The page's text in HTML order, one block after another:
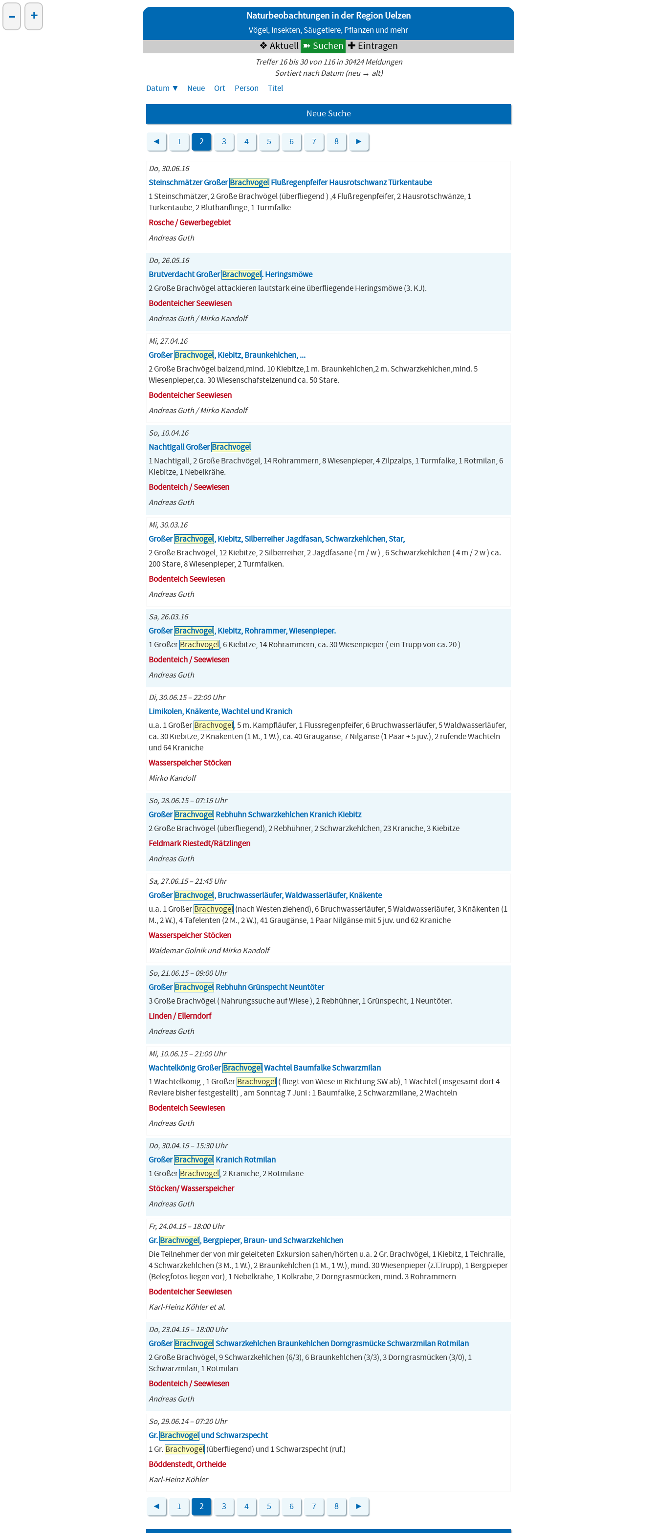
Naturbeobachtungen in der Region Uelzen
Vögel, Insekten, Säugetiere, Pflanzen und mehr
❖ Aktuell ➽ Suchen ✚ Eintragen
Treffer 16 bis 30 von 116 in 30424 Meldungen
Sortiert nach Datum (neu → alt)
Datum
Neue Ort Person Titel
Neue Suche
◄ 1 2 3 4 5 6 7 8 ►
Do, 30.06.16
Steinschmätzer Großer Brachvogel Flußregenpfeifer Hausrotschwanz Türkentaube
1 Steinschmätzer, 2 Große Brachvögel (überfliegend ) ,4 Flußregenpfeifer, 2 Hausrotschwänze, 1
Türkentaube, 2 Bluthänflinge, 1 Turmfalke
Rosche / Gewerbegebiet
Andreas Guth
Do, 26.05.16
Brutverdacht Großer Brachvogel. Heringsmöwe
2 Große Brachvögel attackieren lautstark eine überfliegende Heringsmöwe (3. KJ).
Bodenteicher Seewiesen
Andreas Guth / Mirko Kandolf
Mi, 27.04.16
Großer Brachvogel, Kiebitz, Braunkehlchen, ...
2 Große Brachvögel balzend,mind. 10 Kiebitze,1 m. Braunkehlchen,2 m. Schwarzkehlchen,mind. 5
Wiesenpieper,ca. 30 Wiesenschafstelzenund ca. 50 Stare.
Bodenteicher Seewiesen
Andreas Guth / Mirko Kandolf
So, 10.04.16
Nachtigall Großer Brachvogel
1 Nachtigall, 2 Große Brachvögel, 14 Rohrammern, 8 Wiesenpieper, 4 Zilpzalps, 1 Turmfalke, 1 Rotmilan, 6
Kiebitze, 1 Nebelkrähe.
Bodenteich / Seewiesen
Andreas Guth
Mi, 30.03.16
Großer Brachvogel, Kiebitz, Silberreiher Jagdfasan, Schwarzkehlchen, Star,
2 Große Brachvögel, 12 Kiebitze, 2 Silberreiher, 2 Jagdfasane ( m / w ) , 6 Schwarzkehlchen ( 4 m / 2 w ) ca.
200 Stare, 8 Wiesenpieper, 2 Turmfalken.
Bodenteich Seewiesen
Andreas Guth
Sa, 26.03.16
Großer Brachvogel, Kiebitz, Rohrammer, Wiesenpieper.
1 Großer Brachvogel, 6 Kiebitze, 14 Rohrammern, ca. 30 Wiesenpieper ( ein Trupp von ca. 20 )
Bodenteich / Seewiesen
Andreas Guth
Di, 30.06.15 – 22:00 Uhr
Limikolen, Knäkente, Wachtel und Kranich
u.a. 1 Großer Brachvogel, 5 m. Kampfläufer, 1 Flussregenpfeifer, 6 Bruchwasserläufer, 5 Waldwasserläufer,
ca. 30 Kiebitze, 2 Knäkenten (1 M., 1 W.), ca. 40 Graugänse, 7 Nilgänse (1 Paar + 5 juv.), 2 rufende Wachteln
und 64 Kraniche
Wasserspeicher Stöcken
Mirko Kandolf
So, 28.06.15 – 07:15 Uhr
Großer Brachvogel Rebhuhn Schwarzkehlchen Kranich Kiebitz
2 Große Brachvögel (überfliegend), 2 Rebhühner, 2 Schwarzkehlchen, 23 Kraniche, 3 Kiebitze
Feldmark Riestedt/Rätzlingen
Andreas Guth
Sa, 27.06.15 – 21:45 Uhr
Großer Brachvogel, Bruchwasserläufer, Waldwasserläufer, Knäkente
u.a. 1 Großer Brachvogel (nach Westen ziehend), 6 Bruchwasserläufer, 5 Waldwasserläufer, 3 Knäkenten (1
M., 2 W.), 4 Tafelenten (2 M., 2 W.), 41 Graugänse, 1 Paar Nilgänse mit 5 juv. und 62 Kraniche
Wasserspeicher Stöcken
Waldemar Golnik und Mirko Kandolf
So, 21.06.15 – 09:00 Uhr
Großer Brachvogel Rebhuhn Grünspecht Neuntöter
3 Große Brachvögel ( Nahrungssuche auf Wiese ), 2 Rebhühner, 1 Grünspecht, 1 Neuntöter.
Linden / Ellerndorf
Andreas Guth
Mi, 10.06.15 – 21:00 Uhr
Wachtelkönig Großer Brachvogel Wachtel Baumfalke Schwarzmilan
1 Wachtelkönig , 1 Großer Brachvogel ( fliegt von Wiese in Richtung SW ab), 1 Wachtel ( insgesamt dort 4
Reviere bisher festgestellt) , am Sonntag 7 Juni : 1 Baumfalke, 2 Schwarzmilane, 2 Wachteln
Bodenteich Seewiesen
Andreas Guth
Do, 30.04.15 – 15:30 Uhr
Großer Brachvogel Kranich Rotmilan
1 Großer Brachvogel, 2 Kraniche, 2 Rotmilane
Stöcken/ Wasserspeicher
Andreas Guth
Fr, 24.04.15 – 18:00 Uhr
Gr. Brachvogel, Bergpieper, Braun- und Schwarzkehlchen
Die Teilnehmer der von mir geleiteten Exkursion sahen/hörten u.a. 2 Gr. Brachvögel, 1 Kiebitz, 1 Teichralle,
4 Schwarzkehlchen (3 M., 1 W.), 2 Braunkehlchen (1 M., 1 W.), mind. 30 Wiesenpieper (z.T.Trupp), 1 Bergpieper
(Belegfotos liegen vor), 1 Nebelkrähe, 1 Kolkrabe, 2 Dorngrasmücken, mind. 3 Rohrammern
Bodenteicher Seewiesen
Karl-Heinz Köhler et al.
Do, 23.04.15 – 18:00 Uhr
Großer Brachvogel Schwarzkehlchen Braunkehlchen Dorngrasmücke Schwarzmilan Rotmilan
2 Große Brachvögel, 9 Schwarzkehlchen (6/3), 6 Braunkehlchen (3/3), 3 Dorngrasmücken (3/0), 1
Schwarzmilan, 1 Rotmilan
Bodenteich / Seewiesen
Andreas Guth
So, 29.06.14 – 07:20 Uhr
Gr. Brachvogel und Schwarzspecht
1 Gr. Brachvogel (überfliegend) und 1 Schwarzspecht (ruf.)
Böddenstedt, Ortheide
Karl-Heinz Köhler
◄ 1 2 3 4 5 6 7 8 ►
– +